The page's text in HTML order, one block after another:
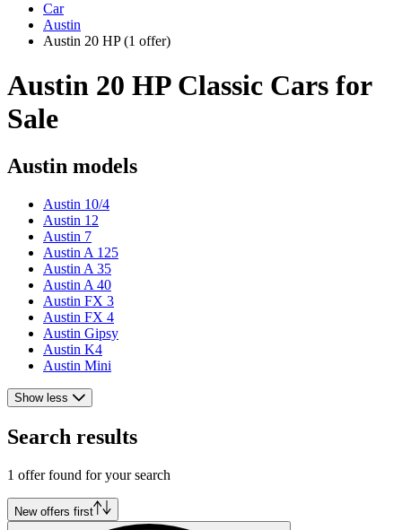
Car
Austin
Austin 20 HP(1 offer)
Austin 20 HP Classic Cars for
Sale
Austin models
Austin 10/4
Austin 12
Austin 7
Austin A 125
Austin A 35
Austin A 40
Austin FX 3
Austin FX 4
Austin Gipsy
Austin K4
Austin Mini
Show less
Search results
1 offer found for your search
New offers first